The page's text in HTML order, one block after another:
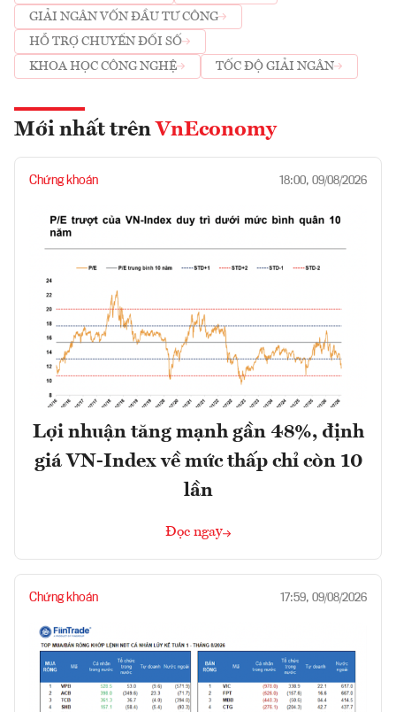
GIẢI NGÂN VỐN ĐẦU TƯ CÔNG
HỖ TRỢ CHUYỂN ĐỔI SỐ
KHOA HỌC CÔNG NGHỆ
TỐC ĐỘ GIẢI NGÂN
Mới nhất trên VnEconomy
Chứng khoán 18:00, 09/08/2026
Lợi nhuận tăng mạnh gần 48%, định
giá VN-Index về mức thấp chỉ còn 10
lần
Đọc ngay
Chứng khoán 17:59, 09/08/2026